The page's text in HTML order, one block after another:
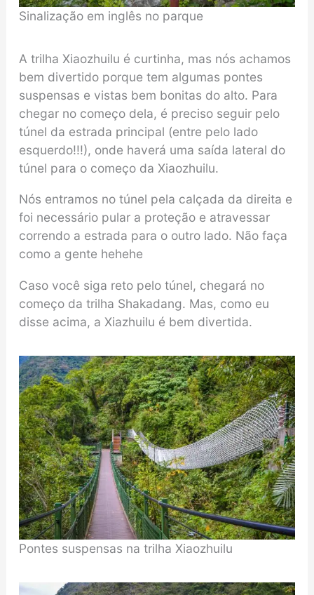
Sinalização em inglês no parque
A trilha Xiaozhuilu é curtinha, mas nós achamos
bem divertido porque tem algumas pontes
suspensas e vistas bem bonitas do alto. Para
chegar no começo dela, é preciso seguir pelo
túnel da estrada principal (entre pelo lado
esquerdo!!!), onde haverá uma saída lateral do
túnel para o começo da Xiaozhuilu.
Nós entramos no túnel pela calçada da direita e
foi necessário pular a proteção e atravessar
correndo a estrada para o outro lado. Não faça
como a gente hehehe
Caso você siga reto pelo túnel, chegará no
começo da trilha Shakadang. Mas, como eu
disse acima, a Xiazhuilu é bem divertida.
Pontes suspensas na trilha Xiaozhuilu